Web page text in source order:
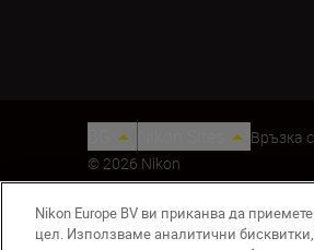
Връзка
© 2026 Nikon
Nikon Europe BV ви приканва да
цел. Използваме аналитични